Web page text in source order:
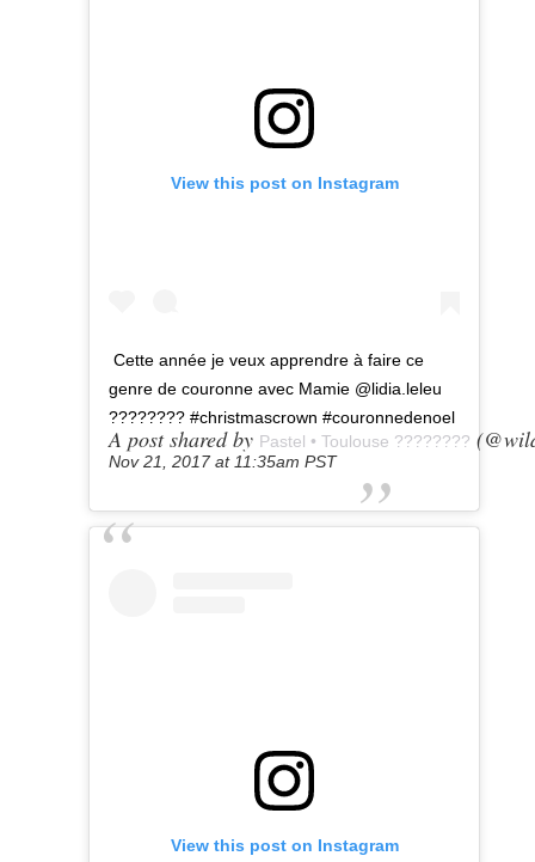
View this post on Instagram
Cette année je veux apprendre à faire ce
genre de couronne avec Mamie @lidia.leleu
???????? #christmascrown #couronnedenoel
A post shared by Pastel • Toulouse ????????
Nov 21, 2017 at 11:35am PST
View this post on Instagram